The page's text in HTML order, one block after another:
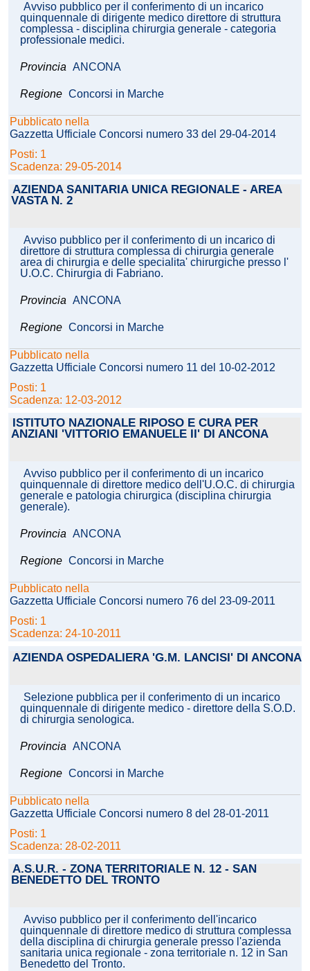
Avviso pubblico per il conferimento di un incarico
quinquennale di dirigente medico direttore di struttura
complessa - disciplina chirurgia generale - categoria
professionale medici.
Provincia ANCONA
Regione Concorsi in Marche
Pubblicato nella
Gazzetta Ufficiale Concorsi numero 33 del 29-04-2014
Posti: 1
Scadenza: 29-05-2014
AZIENDA SANITARIA UNICA REGIONALE - AREA
VASTA N. 2
Avviso pubblico per il conferimento di un incarico di
direttore di struttura complessa di chirurgia generale
area di chirurgia e delle specialita' chirurgiche presso l'
U.O.C. Chirurgia di Fabriano.
Provincia ANCONA
Regione Concorsi in Marche
Pubblicato nella
Gazzetta Ufficiale Concorsi numero 11 del 10-02-2012
Posti: 1
Scadenza: 12-03-2012
ISTITUTO NAZIONALE RIPOSO E CURA PER
ANZIANI 'VITTORIO EMANUELE II' DI ANCONA
Avviso pubblico per il conferimento di un incarico
quinquennale di direttore medico dell'U.O.C. di chirurgia
generale e patologia chirurgica (disciplina chirurgia
generale).
Provincia ANCONA
Regione Concorsi in Marche
Pubblicato nella
Gazzetta Ufficiale Concorsi numero 76 del 23-09-2011
Posti: 1
Scadenza: 24-10-2011
AZIENDA OSPEDALIERA 'G.M. LANCISI' DI ANCONA
Selezione pubblica per il conferimento di un incarico
quinquennale di dirigente medico - direttore della S.O.D.
di chirurgia senologica.
Provincia ANCONA
Regione Concorsi in Marche
Pubblicato nella
Gazzetta Ufficiale Concorsi numero 8 del 28-01-2011
Posti: 1
Scadenza: 28-02-2011
A.S.U.R. - ZONA TERRITORIALE N. 12 - SAN
BENEDETTO DEL TRONTO
Avviso pubblico per il conferimento dell'incarico
quinquennale di direttore medico di struttura complessa
della disciplina di chirurgia generale presso l'azienda
sanitaria unica regionale - zona territoriale n. 12 in San
Benedetto del Tronto.